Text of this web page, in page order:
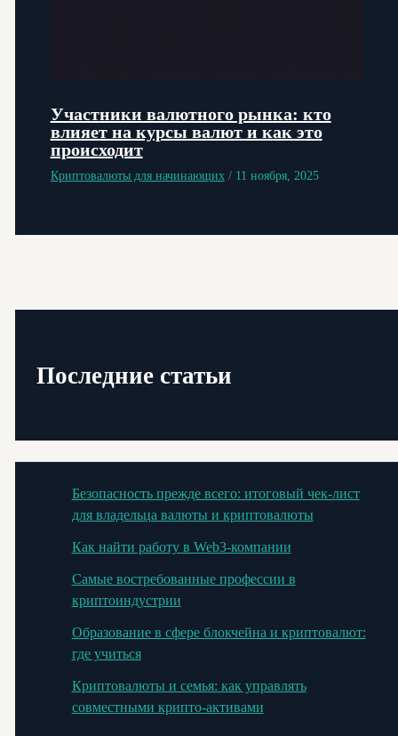
Последние статьи
Безопасность прежде всего: итоговый чек-лист
для владельца валюты и криптовалюты
Как найти работу в Web3-компании
Самые востребованные профессии в
криптоиндустрии
Образование в сфере блокчейна и криптовалют:
где учиться
Криптовалюты и семья: как управлять
совместными крипто-активами
Участники валютного рынка: кто
влияет на курсы валют и как это
происходит
Криптовалюты для начинающих/ 11 ноября, 2025